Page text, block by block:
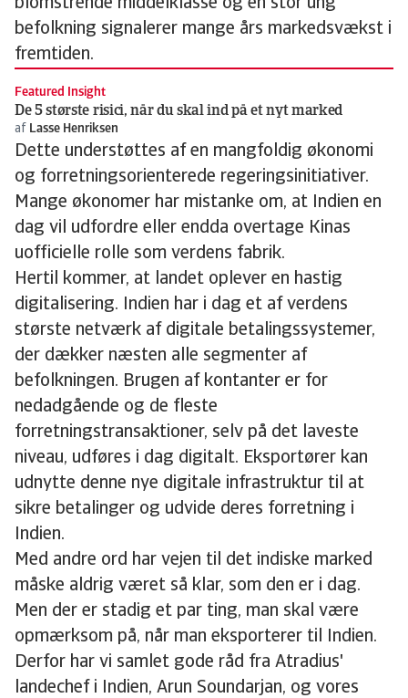
blomstrende middelklasse og en stor ung
befolkning signalerer mange års markedsvækst i
fremtiden.
Featured Insight
De 5 største risici, når du skal ind på et nyt marked
af Lasse Henriksen
Dette understøttes af en mangfoldig økonomi
og forretningsorienterede regeringsinitiativer.
Mange økonomer har mistanke om, at Indien en
dag vil udfordre eller endda overtage Kinas
uofficielle rolle som verdens fabrik.
Hertil kommer, at landet oplever en hastig
digitalisering. Indien har i dag et af verdens
største netværk af digitale betalingssystemer,
der dækker næsten alle segmenter af
befolkningen. Brugen af kontanter er for
nedadgående og de fleste
forretningstransaktioner, selv på det laveste
niveau, udføres i dag digitalt. Eksportører kan
udnytte denne nye digitale infrastruktur til at
sikre betalinger og udvide deres forretning i
Indien.
Med andre ord har vejen til det indiske marked
måske aldrig været så klar, som den er i dag.
Men der er stadig et par ting, man skal være
opmærksom på, når man eksporterer til Indien.
Derfor har vi samlet gode råd fra Atradius'
landechef i Indien, Arun Soundarjan, og vores